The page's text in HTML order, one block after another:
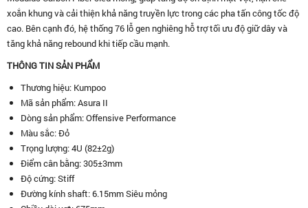
xoắn khung và cải thiện khả năng truyền lực trong các pha tấn công tốc độ
cao. Bên cạnh đó, hệ thống 76 lỗ gen nghiêng hỗ trợ tối ưu độ giữ dây và
tăng khả năng rebound khi tiếp cầu mạnh.
THÔNG TIN SẢN PHẨM
Thương hiệu: Kumpoo
Mã sản phẩm: Asura II
Dòng sản phẩm: Offensive Performance
Màu sắc: Đỏ
Trọng lượng: 4U (82±2g)
Điểm cân bằng: 305±3mm
Độ cứng: Stiff
Đường kính shaft: 6.15mm Siêu mỏng